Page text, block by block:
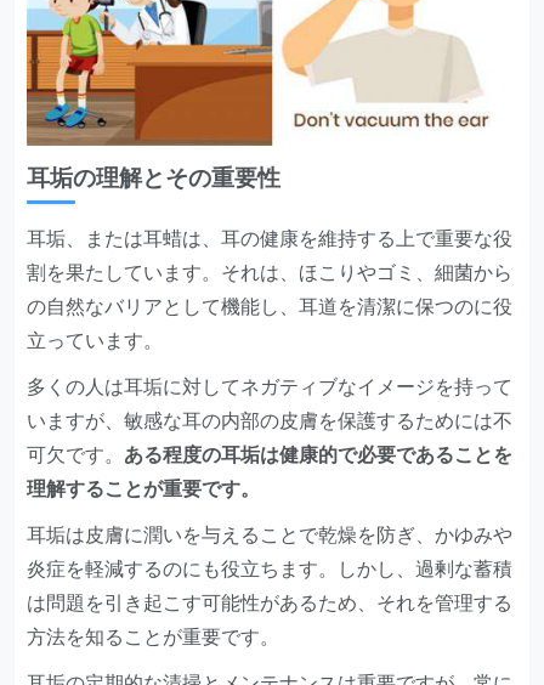
耳垢の理解とその重要性
耳垢、または耳蜡は、耳の健康を維持する上で重要な役
割を果たしています。それは、ほこりやゴミ、細菌から
の自然なバリアとして機能し、耳道を清潔に保つのに役
立っています。
多くの人は耳垢に対してネガティブなイメージを持って
いますが、敏感な耳の内部の皮膚を保護するためには不
可欠です。 ある程度の耳垢は健康的で必要であることを
理解することが重要です。
耳垢は皮膚に潤いを与えることで乾燥を防ぎ、かゆみや
炎症を軽減するのにも役立ちます。しかし、過剰な蓄積
は問題を引き起こす可能性があるため、それを管理する
方法を知ることが重要です。